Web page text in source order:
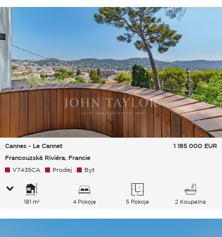
Cannes - Le Cannet
Francouzská Riviéra, Francie
1 185 000 EUR
V7435CA Prodej Byt
181 m² 4 Pokoje 5 Pokoje 2 Koupelna